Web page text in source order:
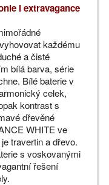
i extravagance
každému
a čisté
bílá barva, série
Bílé baterie v
celek,
kontrast s
dřevěné
WHITE ve
travertin a dřevo.
s voskovanými
řešení